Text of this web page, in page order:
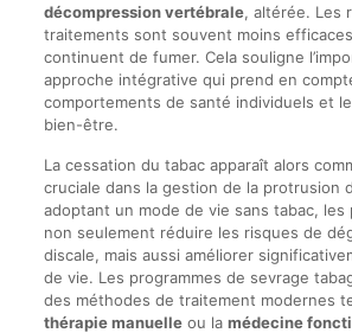
décompression vertébrale, altérée. Les
traitements sont souvent moins
continuent de fumer. Cela souligne
approche intégrative qui prend en
comportements de santé individuels et
bien-être.
La cessation du tabac apparaît alors
cruciale dans la gestion de la protrusion
adoptant un mode de vie sans tabac,
non seulement réduire les risques de
discale, mais aussi améliorer
de vie. Les programmes de sevrage
des méthodes de traitement modernes
thérapie manuelleou la médecine